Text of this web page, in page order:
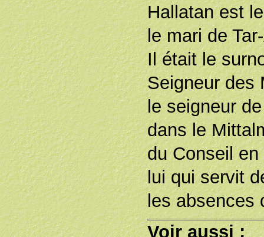
Hallatan est
le mari de
Il était le
Seigneur des
le seigneur
dans le
du Conseil
lui qui servit
les absences
Voir aussi :